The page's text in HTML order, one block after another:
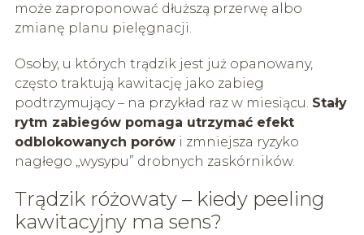
może zaproponować dłuższą przerwę albo
zmianę planu pielęgnacji.
Osoby, u których trądzik jest już opanowany,
często traktują kawitację jako zabieg
podtrzymujący – na przykład raz w miesiącu. Stały
rytm zabiegów pomaga utrzymać efekt
odblokowanych porówi zmniejsza ryzyko
nagłego „wysypu” drobnych zaskórników.
Trądzik różowaty – kiedy peeling
kawitacyjny ma sens?